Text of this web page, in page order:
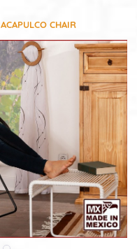
ACAPULCO CHAIR